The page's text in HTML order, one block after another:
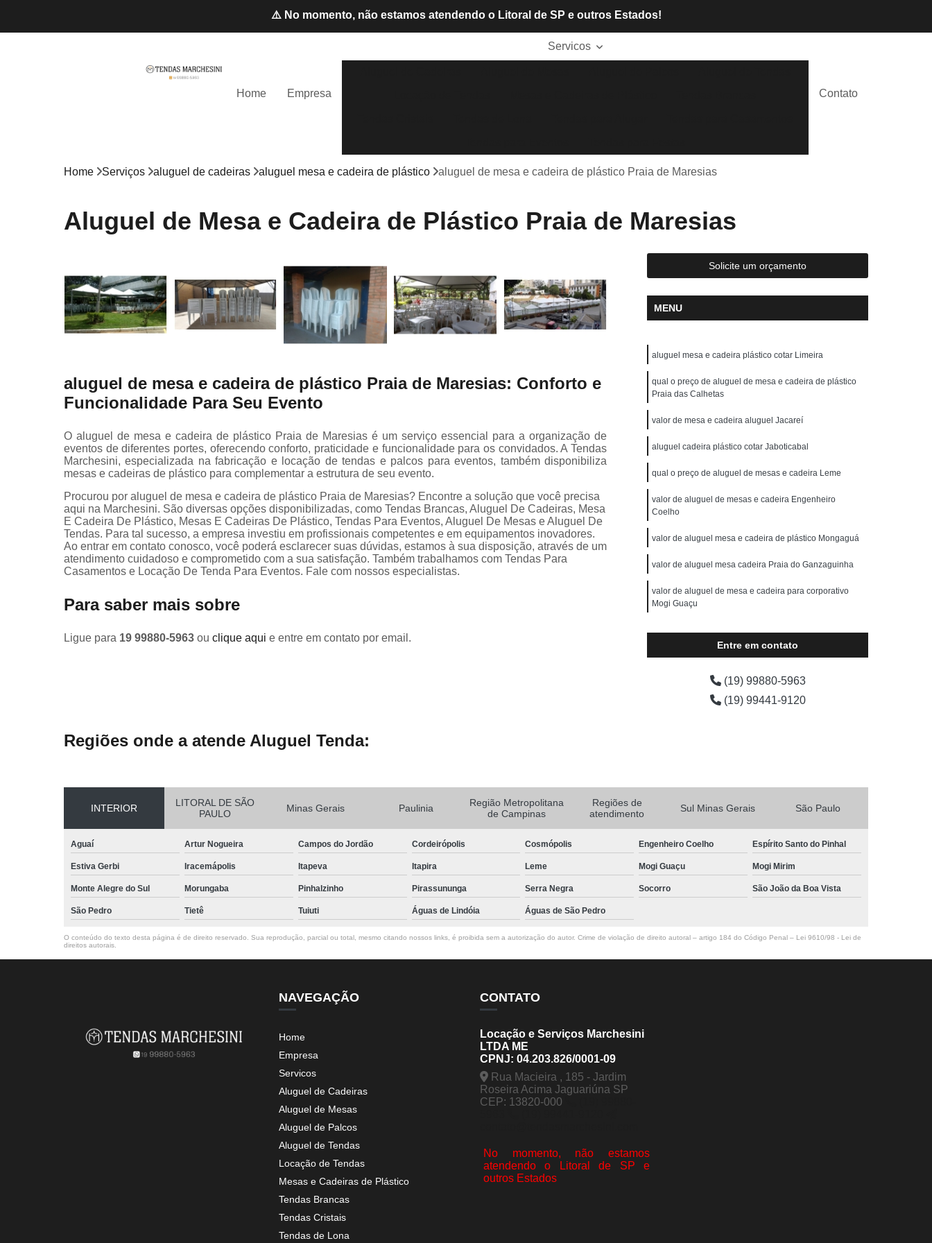
⚠️ No momento, não estamos atendendo o Litoral de SP e outros Estados!
Home Empresa
Servicos
Contato
Home Serviços aluguel de cadeiras aluguel mesa e cadeira de plástico aluguel de mesa e cadeira de plástico Praia de Maresias
Aluguel de Mesa e Cadeira de Plástico Praia de Maresias
aluguel de mesa e cadeira de plástico Praia de Maresias: Conforto e
Funcionalidade Para Seu Evento
O aluguel de mesa e cadeira de plástico Praia de Maresias é um serviço essencial para a organização de
eventos de diferentes portes, oferecendo conforto, praticidade e funcionalidade para os convidados. A Tendas
Marchesini, especializada na fabricação e locação de tendas e palcos para eventos, também disponibiliza
mesas e cadeiras de plástico para complementar a estrutura de seu evento.
Procurou por aluguel de mesa e cadeira de plástico Praia de Maresias? Encontre a solução que você precisa
aqui na Marchesini. São diversas opções disponibilizadas, como Tendas Brancas, Aluguel De Cadeiras, Mesa
E Cadeira De Plástico, Mesas E Cadeiras De Plástico, Tendas Para Eventos, Aluguel De Mesas e Aluguel De
Tendas. Para tal sucesso, a empresa investiu em profissionais competentes e em equipamentos inovadores.
Ao entrar em contato conosco, você poderá esclarecer suas dúvidas, estamos à sua disposição, através de um
atendimento cuidadoso e comprometido com a sua satisfação. Também trabalhamos com Tendas Para
Casamentos e Locação De Tenda Para Eventos. Fale com nossos especialistas.
Para saber mais sobre
Ligue para 19 99880-5963 ou clique aqui e entre em contato por email.
Solicite um orçamento
MENU
aluguel mesa e cadeira plástico cotar Limeira
qual o preço de aluguel de mesa e cadeira de plástico
Praia das Calhetas
valor de mesa e cadeira aluguel Jacareí
aluguel cadeira plástico cotar Jaboticabal
qual o preço de aluguel de mesas e cadeira Leme
valor de aluguel de mesas e cadeira Engenheiro
Coelho
valor de aluguel mesa e cadeira de plástico Mongaguá
valor de aluguel mesa cadeira Praia do Ganzaguinha
valor de aluguel de mesa e cadeira para corporativo
Mogi Guaçu
Entre em contato
(19) 99880-5963
(19) 99441-9120
Regiões onde a atende Aluguel Tenda:
INTERIOR
LITORAL DE SÃO
PAULO
Minas Gerais Paulinia
Região Metropolitana
de Campinas
Regiões de
atendimento
Sul Minas Gerais São Paulo
Aguaí Artur Nogueira Campos do Jordão Cordeirópolis Cosmópolis Engenheiro Coelho Espírito Santo do Pinhal
Estiva Gerbi Iracemápolis Itapeva Itapira Leme Mogi Guaçu Mogi Mirim
Monte Alegre do Sul Morungaba Pinhalzinho Pirassununga Serra Negra Socorro São João da Boa Vista
São Pedro Tietê Tuiuti Águas de Lindóia Águas de São Pedro
O conteúdo do texto desta página é de direito reservado. Sua reprodução, parcial ou total, mesmo citando nossos links, é proibida sem a autorização do autor. Crime de violação de direito autoral – artigo 184 do Código Penal – Lei 9610/98 - Lei de
direitos autorais
NAVEGAÇÃO
Home
Empresa
Servicos
Aluguel de Cadeiras
Aluguel de Mesas
Aluguel de Palcos
Aluguel de Tendas
Locação de Tendas
Mesas e Cadeiras de Plástico
Tendas Brancas
Tendas Cristais
Tendas de Lona
CONTATO
Locação e Serviços Marchesini
LTDA ME
CPNJ: 04.203.826/0001-09
Rua Macieira , 185 - Jardim
Roseira Acima Jaguariúna SP
CEP: 13820-000
No momento, não estamos
atendendo o Litoral de SP e
outros Estados